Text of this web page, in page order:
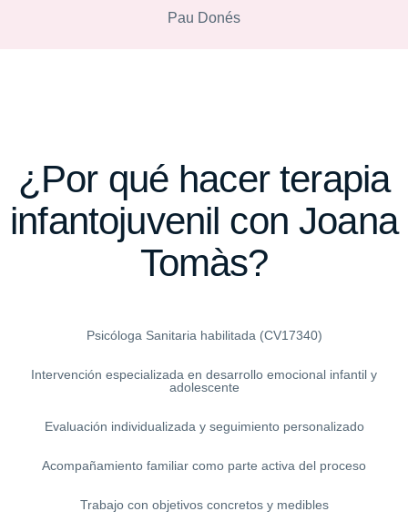
Pau Donés
¿Por qué hacer terapia
infantojuvenil con Joana
Tomàs?
Psicóloga Sanitaria habilitada (CV17340)
Intervención especializada en desarrollo emocional infantil y
adolescente
Evaluación individualizada y seguimiento personalizado
Acompañamiento familiar como parte activa del proceso
Trabajo con objetivos concretos y medibles